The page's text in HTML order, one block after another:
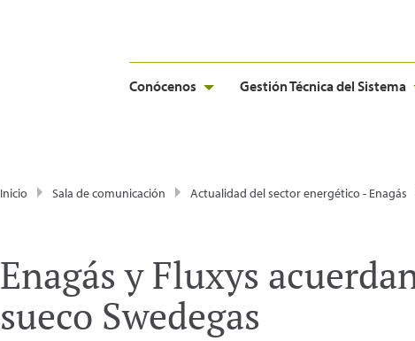
Conócenos Gestión Técnica del Sistema
Inicio Sala de comunicación Actualidad del sector energético - Enagás
Enagás y Fluxys
sueco Swedegas